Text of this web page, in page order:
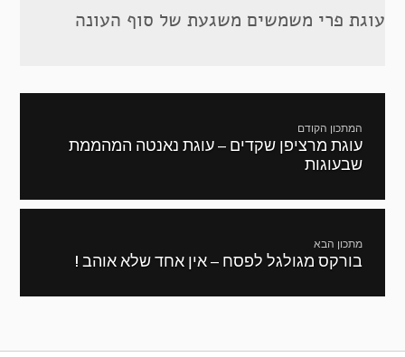
עוגת פרי משמשים משגעת של סוף העונה
המתכון הקודם
מתכון
קודם:
עוגת מרציפן שקדים – עוגת נאנטה המהממת
שבעוגות
מתכון הבא
המתכון
בורקס מגולגל לפסח – אין אחד שלא אוהב !